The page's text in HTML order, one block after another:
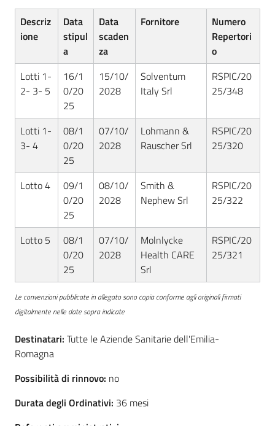
Descriz
ione
Data
stipul
a
Data
scaden
za
Fornitore
Numero
Repertori
o
Lotti 1-
2- 3- 5
16/1
0/20
25
15/10/
2028
Solventum
Italy Srl
RSPIC/20
25/348
Lotti 1-
3- 4
08/1
0/20
25
07/10/
2028
Lohmann &
Rauscher Srl
RSPIC/20
25/320
Lotto 4
09/1
0/20
25
08/10/
2028
Smith &
Nephew Srl
RSPIC/20
25/322
Lotto 5
08/1
0/20
25
07/10/
2028
Molnlycke
Health CARE
Srl
RSPIC/20
25/321
Le convenzioni pubblicate in allegato sono copia conforme agli originali firmati
digitalmente nelle date sopra indicate
Destinatari: Tutte le Aziende Sanitarie dell'Emilia-
Romagna
Possibilità di rinnovo: no
Durata degli Ordinativi: 36 mesi